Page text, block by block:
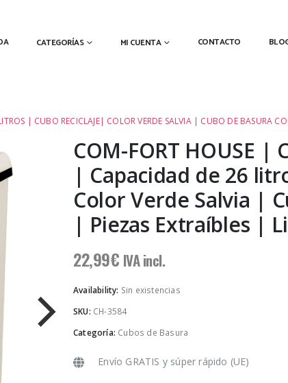
CATEGORÍAS MI CUENTA CONTACTO
| CUBO RECICLAJE| COLOR VERDE SALVIA | CUBO DE BASURA
COM-FORT HOUSE |
| Capacidad de 26
Color Verde Salvia |
| Piezas Extraíbles |
22,99€ IVA incl.
Availability: Sin existencias
SKU: CH-3584
Categoría: Cubos de Basura
Envío GRATIS y súper rápido (UE)